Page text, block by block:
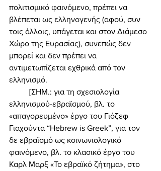
πολιτισμικό φαινόμενο, πρέπει να
βλέπεται ως ελληνογενής (αφού, συν
τοις άλλοις, υπάγεται και στον Διάμεσο
Χώρο της Ευρασίας), συνεπώς δεν
μπορεί και δεν πρέπει να
αντιμετωπίζεται εχθρικά από τον
ελληνισμό.
ελληνισμού-εβραϊσμού, βλ. το
«απαγορευμένο» έργο του Γιόζεφ
Γιαχούντα “Hebrew is Greek”, για τον
δε εβραϊσμό ως κοινωνιολογικό
φαινόμενο, βλ. το κλασικό έργο του
Καρλ Μαρξ «Το εβραϊκό ζήτημα», στο